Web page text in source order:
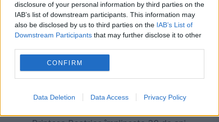
disclosure of your personal information by third parties on the
IAB’s list of downstream participants. This information may
also be disclosed by us to third parties on the IAB’s List of
Downstream Participants that may further disclose it to other
CONFIRM
Data Deletion Data Access Privacy Policy
MONDEN